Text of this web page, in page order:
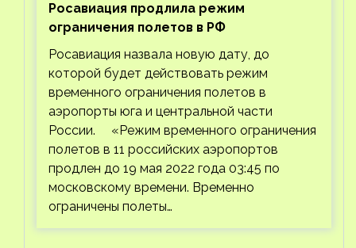
Росавиация продлила режим
ограничения полетов в РФ
Росавиация назвала новую дату, до
которой будет действовать режим
временного ограничения полетов в
аэропорты юга и центральной части
России. «Режим временного ограничения
полетов в 11 российских аэропортов
продлен до 19 мая 2022 года 03:45 по
московскому времени. Временно
ограничены полеты…